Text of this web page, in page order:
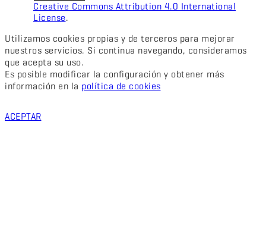
Creative Commons Attribution 4.0 International
License.
Utilizamos cookies propias y de terceros para mejorar
nuestros servicios. Si continua navegando, consideramos
que acepta su uso.
Es posible modificar la configuración y obtener más
información en la política de cookies
ACEPTAR